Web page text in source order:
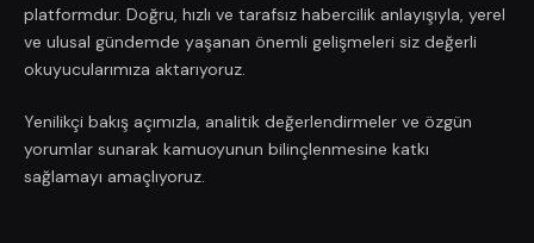
platformdur. Doğru, hızlı ve tarafsız habercilik anlayışıyla, yerel
ve ulusal gündemde yaşanan önemli gelişmeleri siz değerli
okuyucularımıza aktarıyoruz.
Yenilikçi bakış açımızla, analitik değerlendirmeler ve özgün
yorumlar sunarak kamuoyunun bilinçlenmesine katkı
sağlamayı amaçlıyoruz.